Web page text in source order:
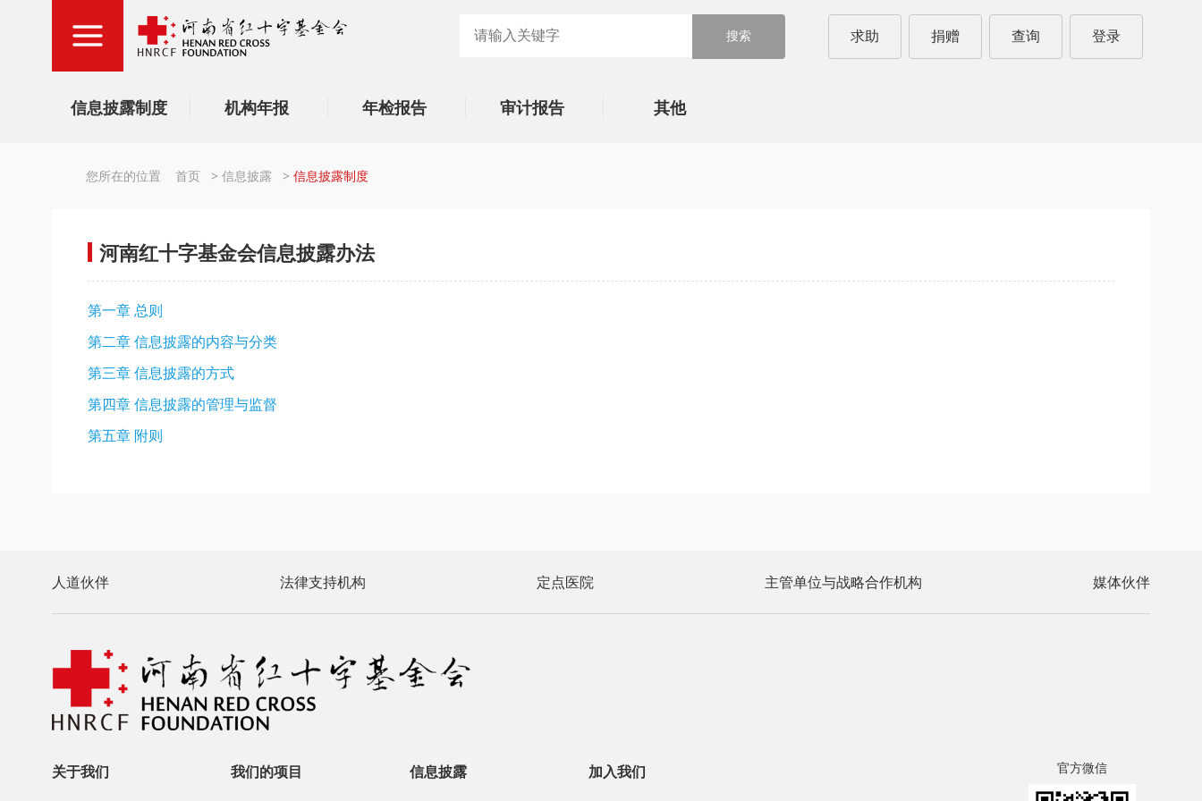
登录
查询
捐赠
求助
信息披露制度 机构年报 年检报告 审计报告 其他
您所在的位置 首页 > 信息披露 > 信息披露制度
河南红十字基金会信息披露办法
第一章 总则
第二章 信息披露的内容与分类
第三章 信息披露的方式
第四章 信息披露的管理与监督
第五章 附则
人道伙伴 法律支持机构 定点医院 主管单位与战略合作机构 媒体伙伴
关于我们 我们的项目 信息披露 加入我们 官方微信